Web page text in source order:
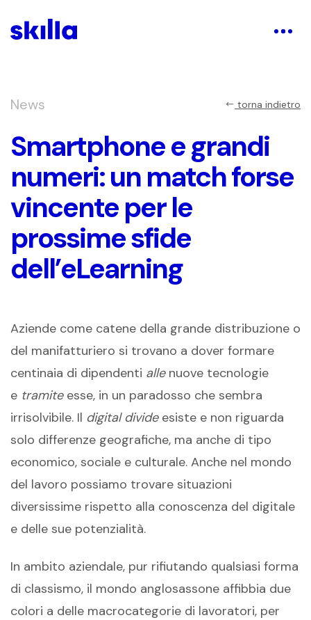
News torna indietro
Smartphone e grandi
numeri: un match forse
vincente per le
prossime sfide
dell’eLearning
Aziende come catene della grande distribuzione o
del manifatturiero si trovano a dover formare
centinaia di dipendenti alle nuove tecnologie
e tramite esse, in un paradosso che sembra
irrisolvibile. Il digital divide esiste e non riguarda
solo differenze geografiche, ma anche di tipo
economico, sociale e culturale. Anche nel mondo
del lavoro possiamo trovare situazioni
diversissime rispetto alla conoscenza del digitale
e delle sue potenzialità.
In ambito aziendale, pur rifiutando qualsiasi forma
di classismo, il mondo anglosassone affibbia due
colori a delle macrocategorie di lavoratori, per